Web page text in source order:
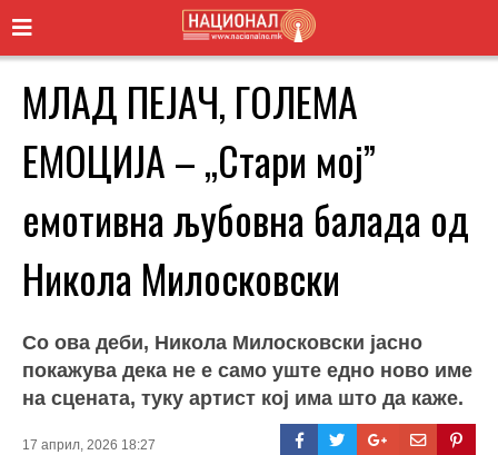
МЛАД ПЕЈАЧ, ГОЛЕМА
ЕМОЦИЈА – „Стари мој”
емотивна љубовна балада од
Никола Милосковски
Со ова деби, Никола Милосковски јасно
покажува дека не е само уште едно ново име
на сцената, туку артист кој има што да каже.
17 април, 2026 18:27